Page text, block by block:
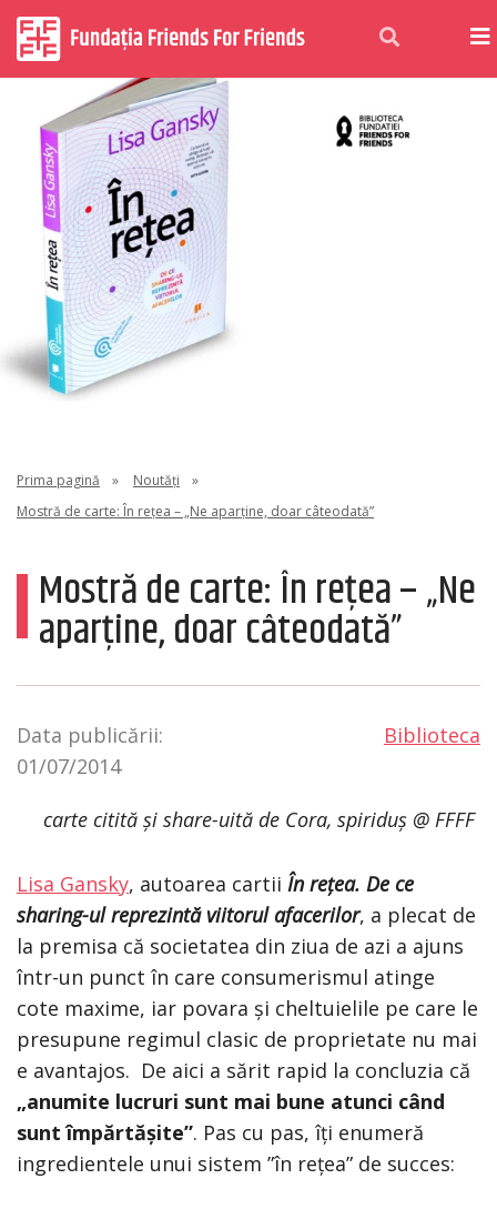
Prima pagină » Noutăți
»
Mostră de carte: În rețea – „Ne aparține, doar câteodată”
Mostră de carte: În rețea – „Ne
aparține, doar câteodată”
Data publicării:
01/07/2014
Biblioteca
carte citită și share-uită de Cora, spiriduș @ FFFF
Lisa Gansky, autoarea cartii În rețea. De ce
sharing-ul reprezintă viitorul afacerilor, a plecat de
la premisa că societatea din ziua de azi a ajuns
într-un punct în care consumerismul atinge
cote maxime, iar povara și cheltuielile pe care le
presupune regimul clasic de proprietate nu mai
e avantajos. De aici a sărit rapid la concluzia că
„anumite lucruri sunt mai bune atunci când
sunt împărtășite”. Pas cu pas, îți enumeră
ingredientele unui sistem ”în rețea” de succes: